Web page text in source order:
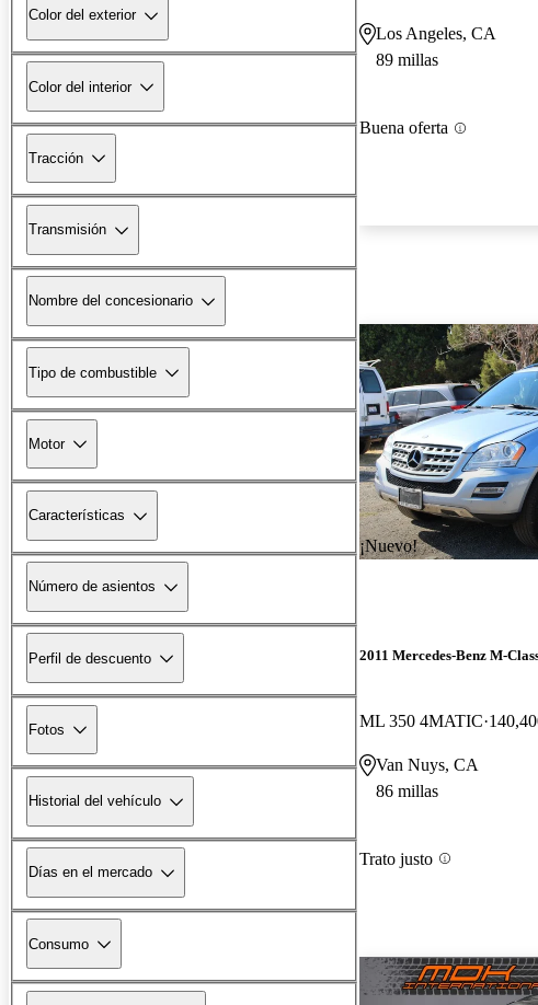
Color del exterior
Color del interior
Tracción
Transmisión
Nombre del concesionario
Tipo de combustible
Motor
Características
Número de asientos
Perfil de descuento
Fotos
Historial del vehículo
Días en el mercado
Consumo
Los Angeles, CA
89 millas
Buena oferta
¡Nuevo!
2011 Mercedes-Benz M-
ML 350 4MATIC
Van Nuys, CA
86 millas
Trato justo